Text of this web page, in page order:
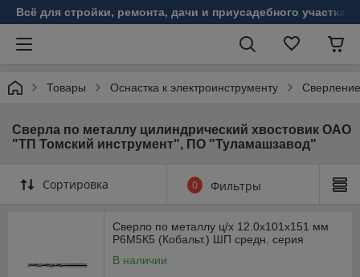
Всё для стройки, ремонта, дачи и приусадебного участка!
Товары Оснастка к электроинструменту Сверление
Сверла по металлу цилиндрический хвостовик ОАО
"ТП Томский инструмент", ПО "Туламашзавод"
Сортировка 0 Фильтры
Сверло по металлу ц/х 12.0х101х151 мм
Р6М5К5 (Кобальт.) ШП средн. серия
В наличии